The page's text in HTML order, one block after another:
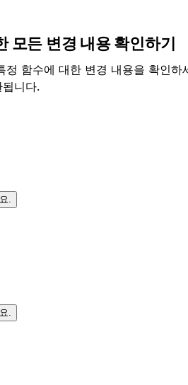
모든 변경 내용 확인하기
정 함수에 대한 변경 내용을 확인하
니다.
.
.